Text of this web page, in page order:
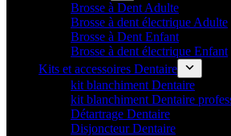
Brosse à Dent Adulte
Brosse à dent électrique Adulte
Brosse à Dent Enfant
Brosse à dent électrique Enfant
Kits et accessoires Dentaire
kit blanchiment Dentaire
kit blanchiment Dentaire
Détartrage Dentaire
Disjoncteur Dentaire